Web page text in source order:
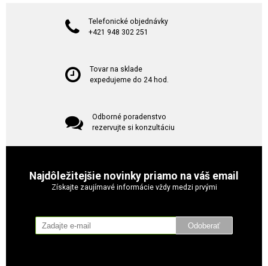
Telefonické objednávky
+421 948 302 251
Tovar na sklade
expedujeme do 24 hod.
Odborné poradenstvo
rezervujte si konzultáciu
Najdôležitejšie novinky priamo na váš email
Získajte zaujímavé informácie vždy medzi prvými
Odoberať